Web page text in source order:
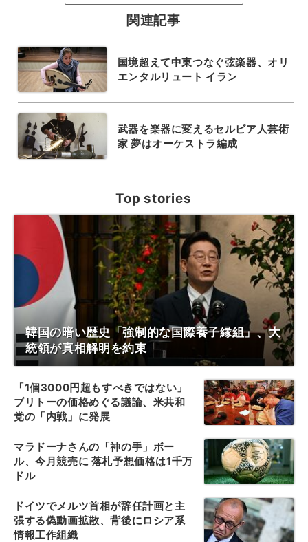
関連記事
国境超えて中東つなぐ弦楽器、オリ
エンタルリュート イラン
武器を楽器に変えるセルビア人芸術
家 夢はオーケストラ編成
Top stories
韓国の暗い歴史「強制的な国際養子縁組」、大
統領が真相解明を約束
「1個3000円超もすべきではない」
ブリトーの価格めぐる議論、米共和
党の「内戦」に発展
マラドーナさんの「神の手」ボー
ル、今月競売に 落札予想価格は1千万
ドル
ドイツでメルツ首相が辞任計画と主
張する偽動画拡散、背後にロシア系
情報工作組織